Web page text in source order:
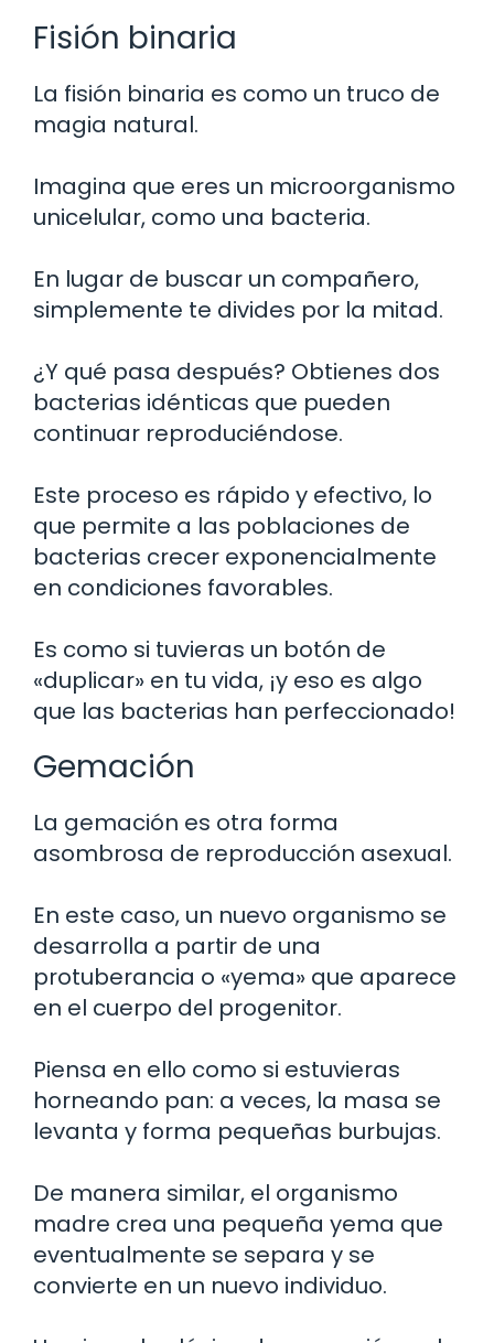
Fisión binaria
La fisión binaria es como un truco de
magia natural.
Imagina que eres un microorganismo
unicelular, como una bacteria.
En lugar de buscar un compañero,
simplemente te divides por la mitad.
¿Y qué pasa después? Obtienes dos
bacterias idénticas que pueden
continuar reproduciéndose.
Este proceso es rápido y efectivo, lo
que permite a las poblaciones de
bacterias crecer exponencialmente
en condiciones favorables.
Es como si tuvieras un botón de
«duplicar» en tu vida, ¡y eso es algo
que las bacterias han perfeccionado!
Gemación
La gemación es otra forma
asombrosa de reproducción asexual.
En este caso, un nuevo organismo se
desarrolla a partir de una
protuberancia o «yema» que aparece
en el cuerpo del progenitor.
Piensa en ello como si estuvieras
horneando pan: a veces, la masa se
levanta y forma pequeñas burbujas.
De manera similar, el organismo
madre crea una pequeña yema que
eventualmente se separa y se
convierte en un nuevo individuo.